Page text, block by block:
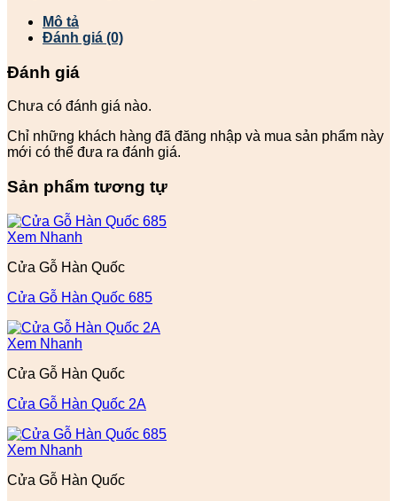
Mô tả
Đánh giá (0)
Đánh giá
Chưa có đánh giá nào.
Chỉ những khách hàng đã đăng nhập và mua sản phẩm này
mới có thể đưa ra đánh giá.
Sản phẩm tương tự
Xem Nhanh
Cửa Gỗ Hàn Quốc
Cửa Gỗ Hàn Quốc 685
Xem Nhanh
Cửa Gỗ Hàn Quốc
Cửa Gỗ Hàn Quốc 2A
Xem Nhanh
Cửa Gỗ Hàn Quốc